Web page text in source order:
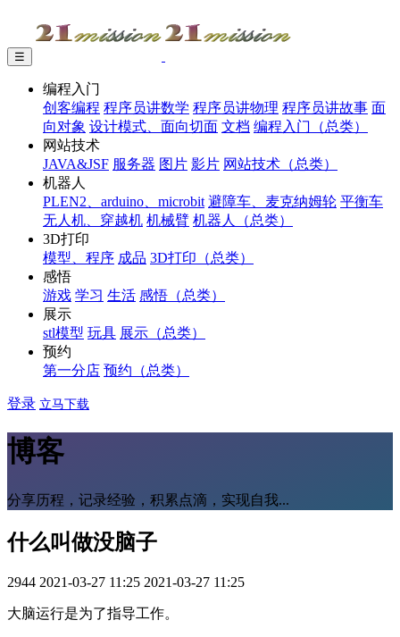
☰
编程入门
创客编程 程序员讲数学 程序员讲物理 程序员讲故事 面
向对象 设计模式、面向切面 文档 编程入门（总类）
网站技术
JAVA&JSF 服务器 图片 影片 网站技术（总类）
机器人
PLEN2、arduino、microbit 避障车、麦克纳姆轮 平衡车
无人机、穿越机 机械臂 机器人（总类）
3D打印
模型、程序 成品 3D打印（总类）
感悟
游戏 学习 生活 感悟（总类）
展示
stl模型 玩具 展示（总类）
预约
第一分店 预约（总类）
登录 立马下载
博客
分享历程，记录经验，积累点滴，实现自我...
什么叫做没脑子
2944 2021-03-27 11:25 2021-03-27 11:25
大脑运行是为了指导工作。